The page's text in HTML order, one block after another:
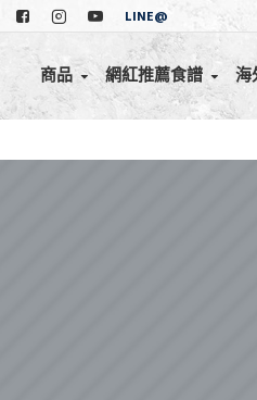
LINE@
商品 網紅推薦食譜 海